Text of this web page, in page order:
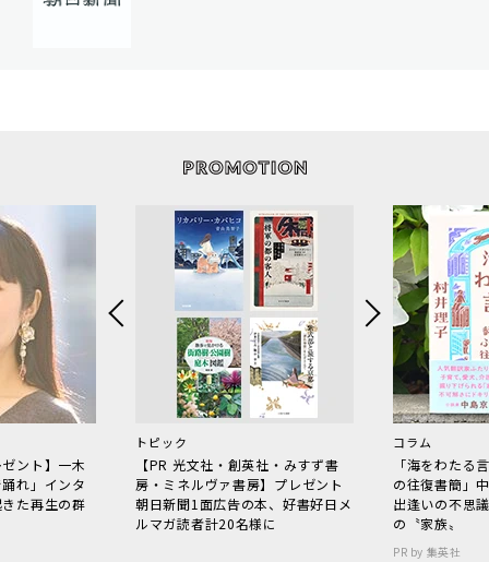
ント】一木
れ」インタ
た再生の群
トピック
【PR 光文社・創英社・みすず書
房・ミネルヴァ書房】プレゼント
朝日新聞1面広告の本、好書好日メ
ルマガ読者計20名様に
コラム
「海をわた
の往復書簡」
出逢いの不思
の〝家族〟
PR by 集英社